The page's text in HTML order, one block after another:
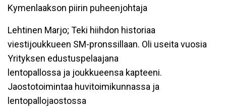
Kymenlaakson piirin puheenjohtaja
Lehtinen Marjo; Teki hiihdon historiaa
viestijoukkueen SM-pronssillaan. Oli useita vuosia
Yrityksen edustuspelaajana
lentopallossa ja joukkueensa kapteeni.
Jaostotoimintaa huvitoimikunnassa ja
lentopallojaostossa